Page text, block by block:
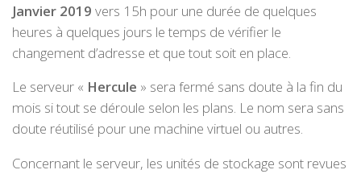
Janvier 2019 vers 15h pour une durée de quelques
heures à quelques jours le temps de vérifier le
changement d’adresse et que tout soit en place.
Le serveur « Hercule » sera fermé sans doute à la fin du
mois si tout se déroule selon les plans. Le nom sera sans
doute réutilisé pour une machine virtuel ou autres.
Concernant le serveur, les unités de stockage sont revues